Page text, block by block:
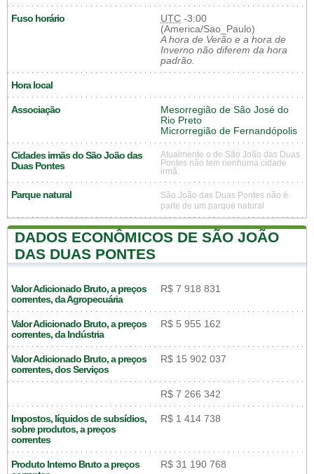
Fuso horário UTC -3:00
(America/Sao_Paulo)
A hora de Verão e a hora de
Inverno não diferem da hora
padrão.
Hora local
Associação
Mesorregião de São José do
Rio Preto
Microrregião de Fernandópolis
Cidades irmãs do São João das
Duas Pontes
Atualmente o de São João das Duas
Pontes não tem nenhuma cidade
irmã.
Parque natural
São João das Duas Pontes não é
parte de um parque natural
DADOS ECONÔMICOS DE SÃO JOÃO
DAS DUAS PONTES
Valor Adicionado Bruto, a preços
correntes, da Agropecuária
R$ 7 918 831
Valor Adicionado Bruto, a preços
correntes, da Indústria
R$ 5 955 162
Valor Adicionado Bruto, a preços
correntes, dos Serviços
R$ 15 902 037
R$ 7 266 342
Impostos, líquidos de subsídios,
sobre produtos, a preços
correntes
R$ 1 414 738
Produto Interno Bruto a preços
R$ 31 190 768